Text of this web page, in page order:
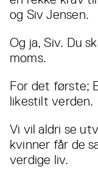
og Siv Jensen.
Og ja, Siv. Du
moms.
For det første;
likestilt verden.
Vi vil aldri se
kvinner får de
verdige liv.